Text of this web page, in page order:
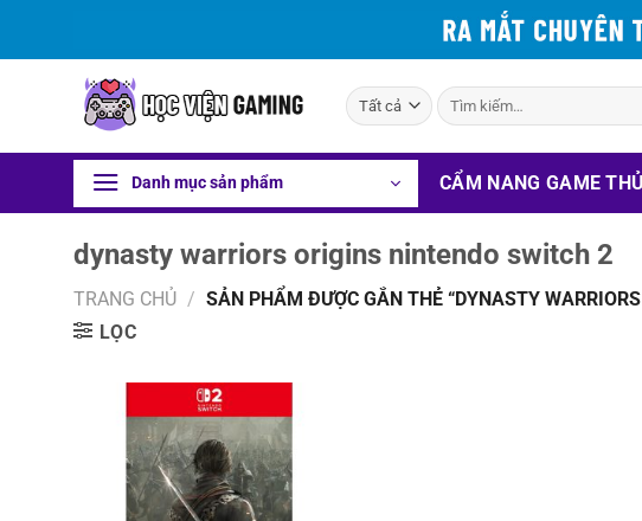
Tìm
kiếm:
Danh mục sản phẩm CẨM NANG GAME THỦ
dynasty warriors origins nintendo switch 2
TRANG CHỦ / SẢN PHẨM ĐƯỢC GẮN THẺ “DYNASTY
LỌC